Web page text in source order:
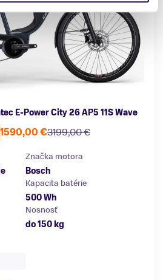
E-Power City 26 AP5 11S Wave
3199,00 €
1590,00 €
Značka motora
Bosch
Kapacita batérie
500 Wh
Nosnosť
do 150 kg